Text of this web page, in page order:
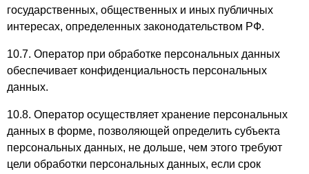
государственных, общественных и иных публичных
интересах, определенных законодательством РФ.
10.7. Оператор при обработке персональных данных
обеспечивает конфиденциальность персональных
данных.
10.8. Оператор осуществляет хранение персональных
данных в форме, позволяющей определить субъекта
персональных данных, не дольше, чем этого требуют
цели обработки персональных данных, если срок